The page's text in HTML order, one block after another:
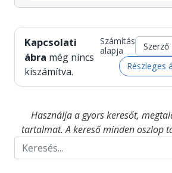
Kapcsolati
ábra még nincs
kiszámítva.
Számítás
alapja
Részleges
Használja a gyors keresőt,
tartalmat. A kereső minden oszlop